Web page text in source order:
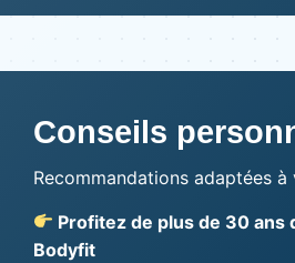
Conseils
Recommandations adaptées
Profitez de plus de 30 ans
Bodyfit